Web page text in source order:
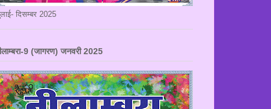
दिसम्बर 2025
9 (जागरण) जनवरी 2025